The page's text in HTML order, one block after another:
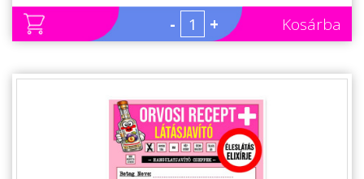
- + Kosárba